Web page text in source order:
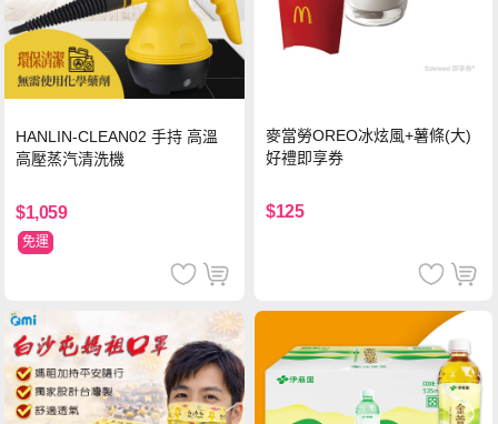
HANLIN-CLEAN02 手持 高溫
高壓蒸汽清洗機
$1,059
免運
麥當勞OREO冰炫風+薯條(大)
好禮即享券
$125